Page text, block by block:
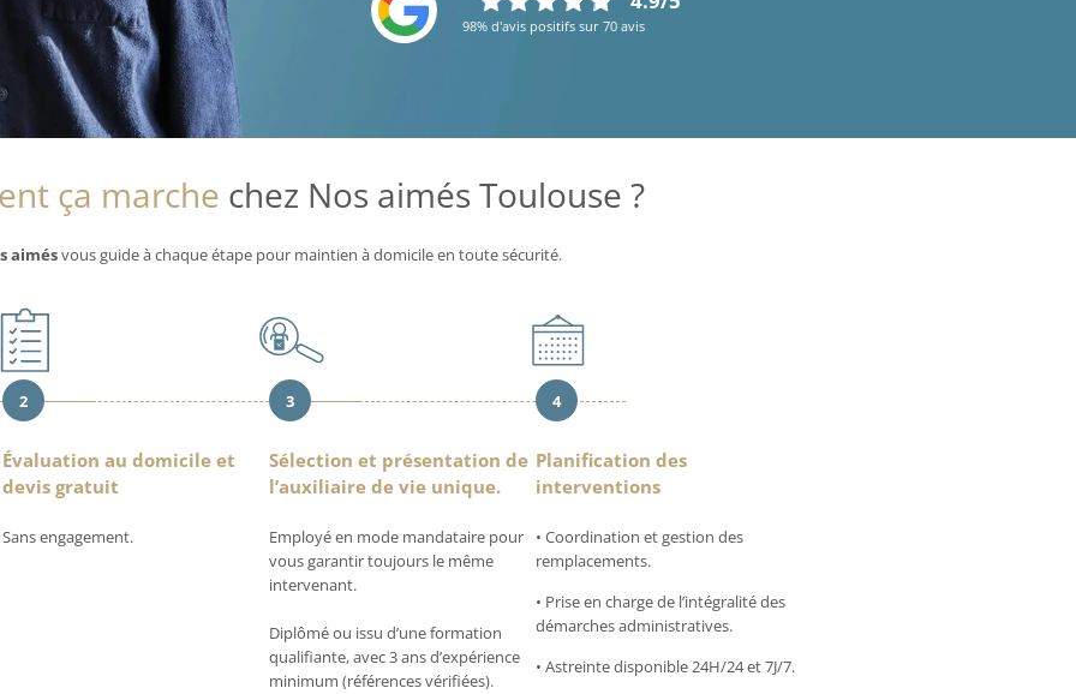
98% d'avis positifs sur 70 avis
ça marche chez Nos aimés Toulouse ?
aimésvous guide à chaque étape pour maintien à domicile en toute sécurité.
2
Évaluation au domicile et
devis gratuit
Sans engagement.
3
Sélection et présentation de
l’auxiliaire de vie unique.
Employé en mode mandataire pour
vous garantir toujours le même
intervenant.
Diplômé ou issu d’une formation
qualifiante, avec 3 ans d’expérience
minimum (références vérifiées).
4
Planification des
interventions
• Coordination et gestion des
remplacements.
• Prise en charge de l’intégralité des
démarches administratives.
• Astreinte disponible 24H/24 et 7J/7.